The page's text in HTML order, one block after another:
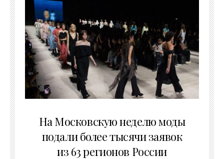
На Московскую неделю моды
подали более тысячи заявок
из 63 регионов России